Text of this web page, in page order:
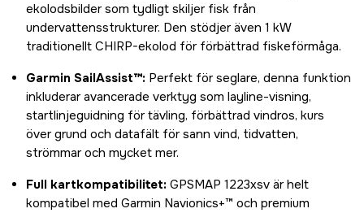
ekolodsbilder som tydligt skiljer fisk från
undervattensstrukturer. Den stödjer även 1 kW
traditionellt CHIRP-ekolod för förbättrad fiskeförmåga.
Garmin SailAssist™: Perfekt för seglare, denna funktion
inkluderar avancerade verktyg som layline-visning,
startlinjeguidning för tävling, förbättrad vindros, kurs
över grund och datafält för sann vind, tidvatten,
strömmar och mycket mer.
Full kartkompatibilitet: GPSMAP 1223xsv är helt
kompatibel med Garmin Navionics+™ och premium